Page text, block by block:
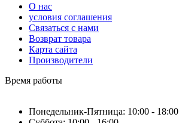
О нас
условия соглашения
Связаться с нами
Возврат товара
Карта сайта
Производители
Время работы
Понедельник-Пятница: 10:00 - 18:00